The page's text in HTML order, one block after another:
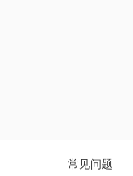
常见问题